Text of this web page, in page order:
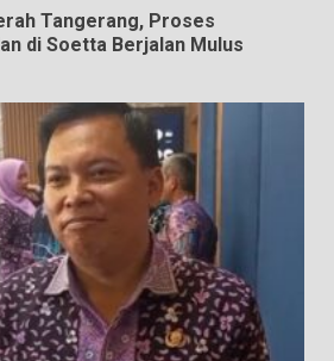
Tangerang, Proses
di Soetta Berjalan Mulus